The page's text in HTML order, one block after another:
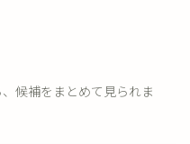
候補をまとめて見られま